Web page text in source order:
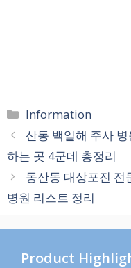
카
테
고
리
Information
산동 백일해 주사
하는 곳 4군데 총정리
동산동 대상포진 전
병원 리스트 정리
Product